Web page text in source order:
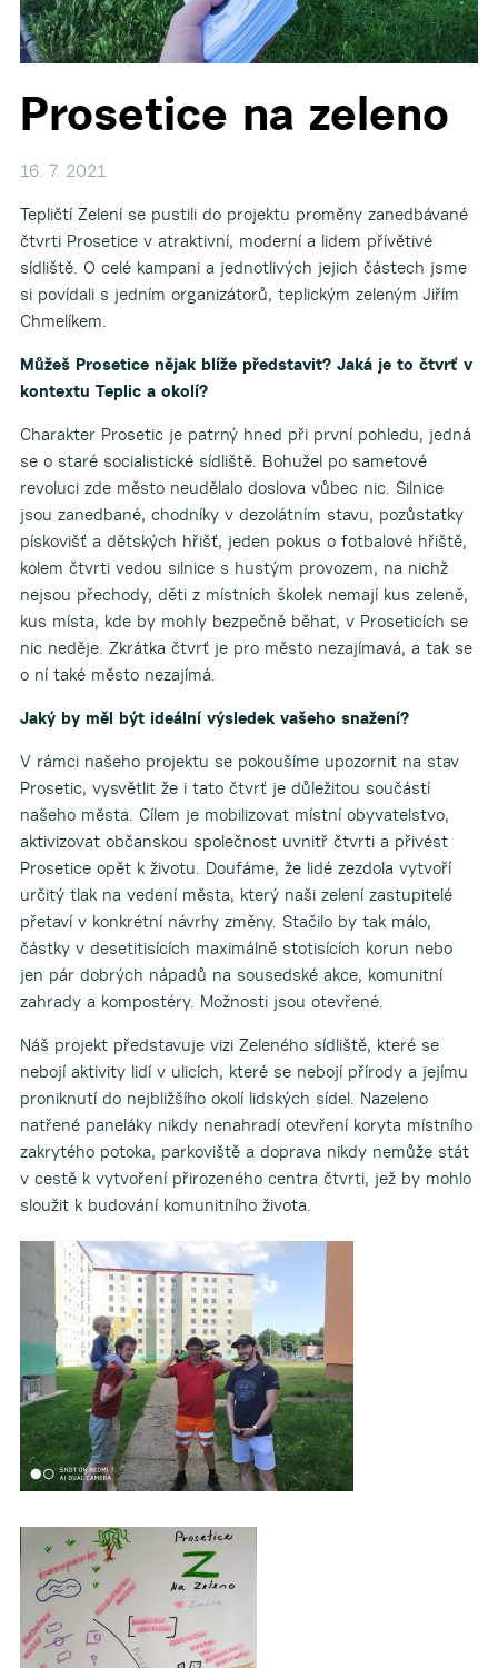
Prosetice na zeleno
16. 7. 2021
Tepličtí Zelení se pustili do projektu proměny zanedbávané
čtvrti Prosetice v atraktivní, moderní a lidem přívětivé
sídliště. O celé kampani a jednotlivých jejich částech jsme
si povídali s jedním organizátorů, teplickým zeleným Jiřím
Chmelíkem.
Můžeš Prosetice nějak blíže představit? Jaká je to čtvrť v
kontextu Teplic a okolí?
Charakter Prosetic je patrný hned při první pohledu, jedná
se o staré socialistické sídliště. Bohužel po sametové
revoluci zde město neudělalo doslova vůbec nic. Silnice
jsou zanedbané, chodníky v dezolátním stavu, pozůstatky
pískovišť a dětských hřišť, jeden pokus o fotbalové hřiště,
kolem čtvrti vedou silnice s hustým provozem, na nichž
nejsou přechody, děti z místních školek nemají kus zeleně,
kus místa, kde by mohly bezpečně běhat, v Proseticích se
nic neděje. Zkrátka čtvrť je pro město nezajímavá, a tak se
o ní také město nezajímá.
Jaký by měl být ideální výsledek vašeho snažení?
V rámci našeho projektu se pokoušíme upozornit na stav
Prosetic, vysvětlit že i tato čtvrť je důležitou součástí
našeho města. Cílem je mobilizovat místní obyvatelstvo,
aktivizovat občanskou společnost uvnitř čtvrti a přivést
Prosetice opět k životu. Doufáme, že lidé zezdola vytvoří
určitý tlak na vedení města, který naši zelení zastupitelé
přetaví v konkrétní návrhy změny. Stačilo by tak málo,
částky v desetitisících maximálně stotisících korun nebo
jen pár dobrých nápadů na sousedské akce, komunitní
zahrady a kompostéry. Možnosti jsou otevřené.
Náš projekt představuje vizi Zeleného sídliště, které se
nebojí aktivity lidí v ulicích, které se nebojí přírody a jejímu
proniknutí do nejbližšího okolí lidských sídel. Nazeleno
natřené paneláky nikdy nenahradí otevření koryta místního
zakrytého potoka, parkoviště a doprava nikdy nemůže stát
v cestě k vytvoření přirozeného centra čtvrti, jež by mohlo
sloužit k budování komunitního života.